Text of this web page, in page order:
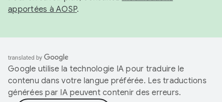
apportées à AOSP.
Google utilise la technologie IA pour traduire le
contenu dans votre langue préférée. Les traductions
générées par IA peuvent contenir des erreurs.